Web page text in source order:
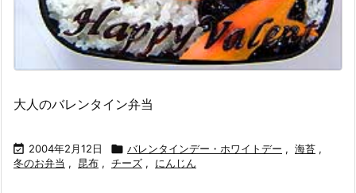
大人のバレンタイン弁当
 2004年2月12日  バレンタインデー・ホワイトデー , 海苔 ,
冬のお弁当 , 昆布 , チーズ , にんじん